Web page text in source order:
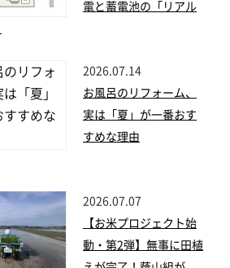
電と蓄電池の「リアル
2026.07.14
お風呂のリフォーム、
実は「夏」が一番おす
すめな理由
2026.07.07
【お米プロジェクト始
動・第2弾】無事に田植